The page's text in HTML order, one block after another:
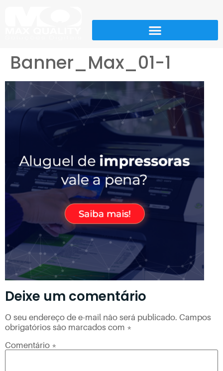
Banner_Max_01-1
Deixe um comentário
O seu endereço de e-mail não será publicado. Campos
obrigatórios são marcados com *
Comentário *